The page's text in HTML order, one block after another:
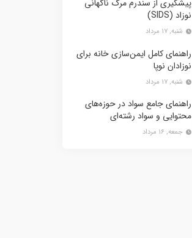
پیشگیری از سندرم مرگ ناگهانی
نوزاد (SIDS)
شنبه, ۱۷ مرداد
راهنمای کامل ایمن‌سازی خانه برای
نوزادان نوپا
شنبه, ۱۷ مرداد
راهنمای جامع سواد در حوزه‌های
محتوایی و سواد رشته‌ای
جمعه, ۱۶ مرداد